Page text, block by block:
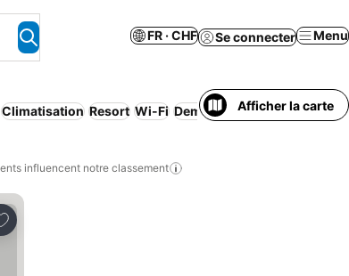
FR · CHF Se connecter Menu
Climatisation Resort Wi-Fi Demi-pension Appart'hôtel
Afficher la carte
influencent notre classement
à mes favoris